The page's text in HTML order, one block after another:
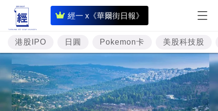
經一 x《華爾街日報》
即
時
財
經
專
題
投
港股IPO 日圓 Pokemon卡 美股科技股